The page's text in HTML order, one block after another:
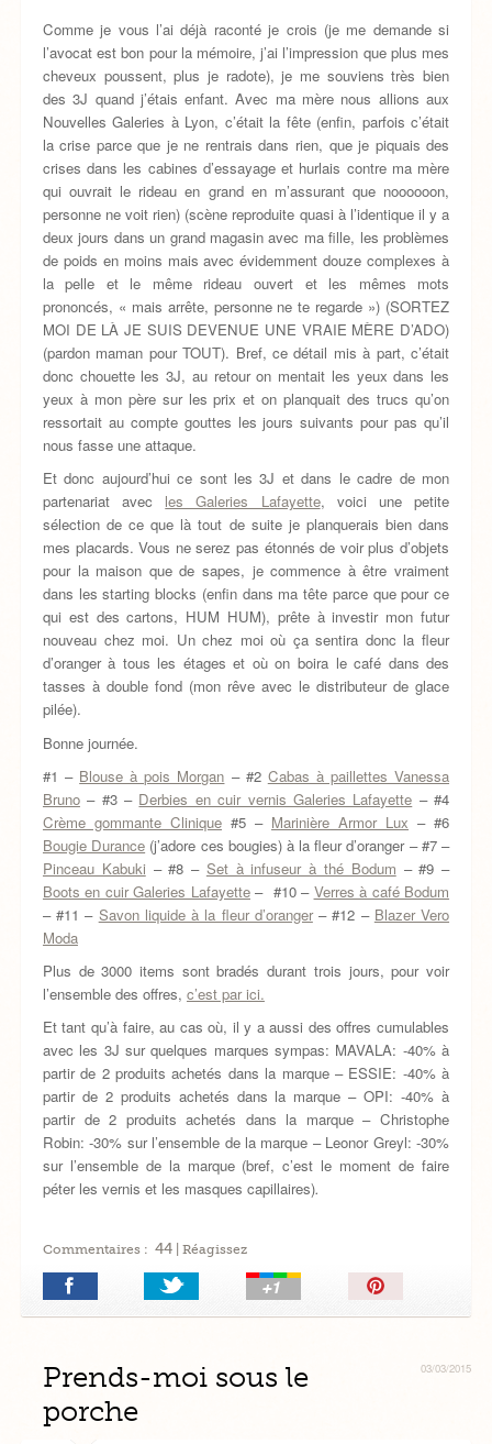
Comme je vous l’ai déjà raconté je crois (je me demande si
l’avocat est bon pour la mémoire, j’ai l’impression que plus mes
cheveux poussent, plus je radote), je me souviens très bien
des 3J quand j’étais enfant. Avec ma mère nous allions aux
Nouvelles Galeries à Lyon, c’était la fête (enfin, parfois c’était
la crise parce que je ne rentrais dans rien, que je piquais des
crises dans les cabines d’essayage et hurlais contre ma mère
qui ouvrait le rideau en grand en m’assurant que noooooon,
personne ne voit rien) (scène reproduite quasi à l’identique il y a
deux jours dans un grand magasin avec ma fille, les problèmes
de poids en moins mais avec évidemment douze complexes à
la pelle et le même rideau ouvert et les mêmes mots
prononcés, « mais arrête, personne ne te regarde ») (SORTEZ
MOI DE LÀ JE SUIS DEVENUE UNE VRAIE MÈRE D’ADO)
(pardon maman pour TOUT). Bref, ce détail mis à part, c’était
donc chouette les 3J, au retour on mentait les yeux dans les
yeux à mon père sur les prix et on planquait des trucs qu’on
ressortait au compte gouttes les jours suivants pour pas qu’il
nous fasse une attaque.
Et donc aujourd’hui ce sont les 3J et dans le cadre de mon
partenariat avec les Galeries Lafayette, voici une petite
sélection de ce que là tout de suite je planquerais bien dans
mes placards. Vous ne serez pas étonnés de voir plus d’objets
pour la maison que de sapes, je commence à être vraiment
dans les starting blocks (enfin dans ma tête parce que pour ce
qui est des cartons, HUM HUM), prête à investir mon futur
nouveau chez moi. Un chez moi où ça sentira donc la fleur
d’oranger à tous les étages et où on boira le café dans des
tasses à double fond (mon rêve avec le distributeur de glace
pilée).
Bonne journée.
#1 – Blouse à pois Morgan – #2 Cabas à paillettes Vanessa
Bruno– #3 – Derbies en cuir vernis Galeries Lafayette – #4
Crème gommante Clinique#5 – Marinière Armor Lux – #6
Bougie Durance (j’adore ces bougies) à la fleur d’oranger – #7 –
Pinceau Kabuki – #8 – Set à infuseur à thé Bodum – #9 –
Boots en cuir Galeries Lafayette– #10 – Verres à café Bodum
– #11 – Savon liquide à la fleur d’oranger– #12 – Blazer Vero
Moda
Plus de 3000 items sont bradés durant trois jours, pour voir
l’ensemble des offres, c’est par ici.
Et tant qu’à faire, au cas où, il y a aussi des offres cumulables
avec les 3J sur quelques marques sympas: MAVALA: -40% à
partir de 2 produits achetés dans la marque – ESSIE: -40% à
partir de 2 produits achetés dans la marque –OPI: -40% à
partir de 2 produits achetés dans la marque –Christophe
Robin: -30% sur l’ensemble de la marque – Leonor Greyl: -30%
sur l’ensemble de la marque (bref, c’est le moment de faire
péter les vernis et les masques capillaires).
Commentaires : 44| Réagissez
Épingler!
03/03/2015
Prends-moi sous le
porche